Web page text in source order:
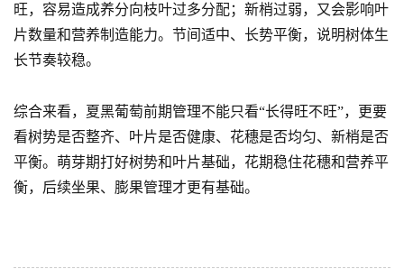
旺，容易造成养分向枝叶过多分配；新梢过弱，又会影响叶
片数量和营养制造能力。节间适中、长势平衡，说明树体生
长节奏较稳。
综合来看，夏黑葡萄前期管理不能只看“长得旺不旺”，更要
看树势是否整齐、叶片是否健康、花穗是否均匀、新梢是否
平衡。萌芽期打好树势和叶片基础，花期稳住花穗和营养平
衡，后续坐果、膨果管理才更有基础。